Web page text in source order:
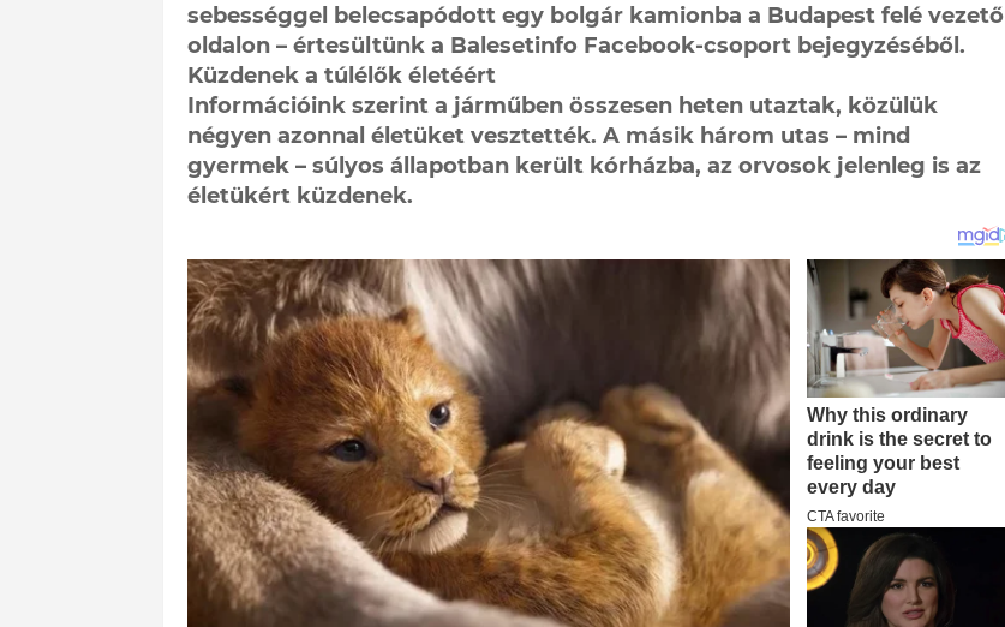
sebességgel belecsapódott egy bolgár kamionba a Budapest felé vezető
oldalon – értesültünk a Balesetinfo Facebook-csoport bejegyzéséből.
Küzdenek a túlélők életéért
Információink szerint a járműben összesen heten utaztak, közülük
négyen azonnal életüket vesztették. A másik három utas – mind
gyermek – súlyos állapotban került kórházba, az orvosok jelenleg is az
életükért küzdenek.